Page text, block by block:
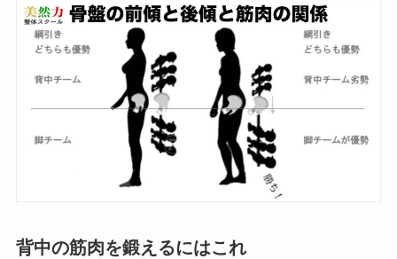
背中の筋肉を鍛えるにはこれ